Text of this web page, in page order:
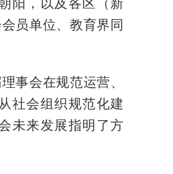
员单位、教育界同
事会在规范运营、
社会组织规范化建
未来发展指明了方